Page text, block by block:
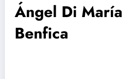
Ángel Di
Benfica